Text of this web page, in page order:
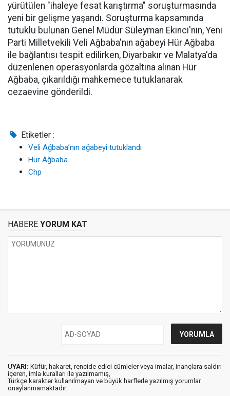
yürütülen "ihaleye fesat karıştırma" soruşturmasında
yeni bir gelişme yaşandı. Soruşturma kapsamında
tutuklu bulunan Genel Müdür Süleyman Ekinci'nin, Yeni
Parti Milletvekili Veli Ağbaba'nın ağabeyi Hür Ağbaba
ile bağlantısı tespit edilirken, Diyarbakır ve Malatya'da
düzenlenen operasyonlarda gözaltına alınan Hür
Ağbaba, çıkarıldığı mahkemece tutuklanarak
cezaevine gönderildi.
Etiketler :
Veli Ağbaba’nın ağabeyi tutuklandı
Hür Ağbaba
Chp
HABERE YORUM KAT
UYARI: Küfür, hakaret, rencide edici cümleler veya imalar, inançlara saldırı
içeren, imla kuralları ile yazılmamış,
Türkçe karakter kullanılmayan ve büyük harflerle yazılmış yorumlar
onaylanmamaktadır.